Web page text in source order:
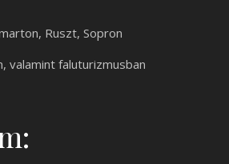
Ruszt, Sopron
valamint faluturizmusban